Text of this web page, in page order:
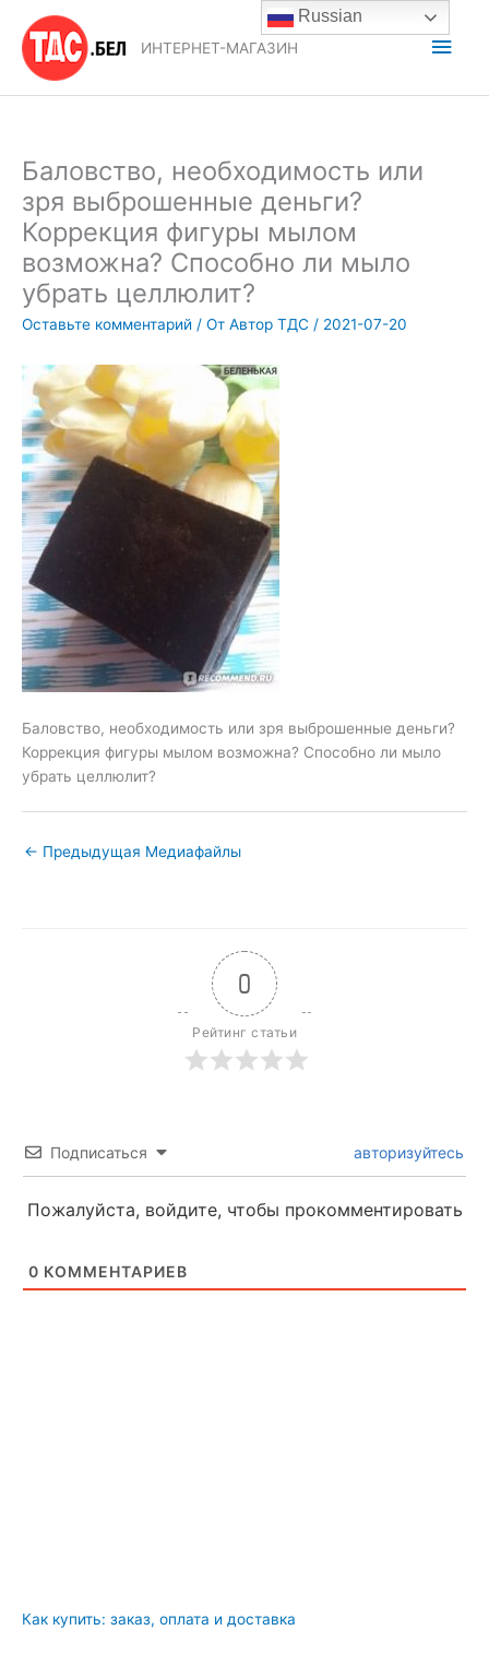
содержимому
ИНТЕРНЕТ-МАГАЗИН
Баловство, необходимость или
зря выброшенные деньги?
Коррекция фигуры мылом
возможна? Способно ли мыло
убрать целлюлит?
Оставьте комментарий / От Автор ТДС / 2021-07-20
Баловство, необходимость или зря выброшенные деньги?
Коррекция фигуры мылом возможна? Способно ли мыло
убрать целлюлит?
← Предыдущая Медиафайлы
0
Рейтинг статьи
Подписаться авторизуйтесь
Пожалуйста, войдите, чтобы прокомментировать
0 КОММЕНТАРИЕВ
Как купить: заказ, оплата и доставка
Russian